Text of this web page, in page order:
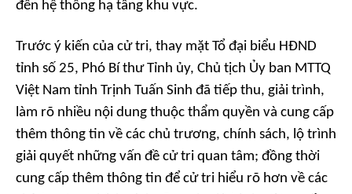
đến hệ thống hạ tầng khu vực.
Trước ý kiến của cử tri, thay mặt Tổ đại biểu HĐND
tỉnh số 25, Phó Bí thư Tỉnh ủy, Chủ tịch Ủy ban MTTQ
Việt Nam tỉnh Trịnh Tuấn Sinh đã tiếp thu, giải trình,
làm rõ nhiều nội dung thuộc thẩm quyền và cung cấp
thêm thông tin về các chủ trương, chính sách, lộ trình
giải quyết những vấn đề cử tri quan tâm; đồng thời
cung cấp thêm thông tin để cử tri hiểu rõ hơn về các